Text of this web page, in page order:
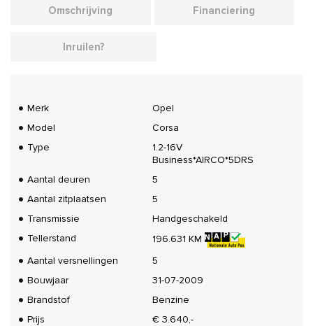
Omschrijving Financiering
Inruilen?
Merk
Opel
Model
Corsa
Type
1.2-16V
Business*AIRCO*5DRS
Aantal deuren
5
Aantal zitplaatsen
5
Transmissie
Handgeschakeld
Tellerstand
196.631 KM
Aantal versnellingen
5
Bouwjaar
31-07-2009
Brandstof
Benzine
Prijs
€ 3.640,-